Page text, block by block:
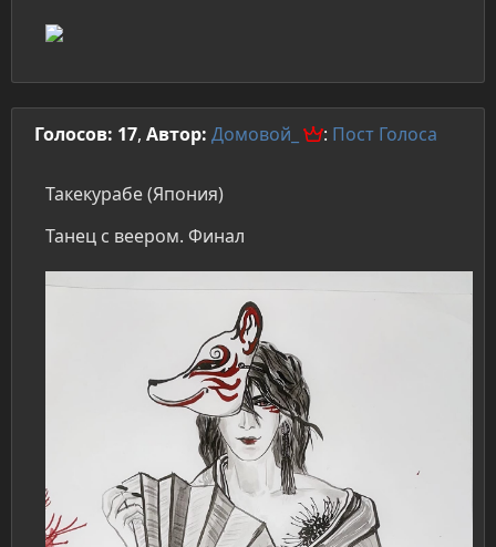
Голосов: 17, Автор: Домовой_ : Пост Голоса
Такекурабе (Япония)
Танец с веером. Финал